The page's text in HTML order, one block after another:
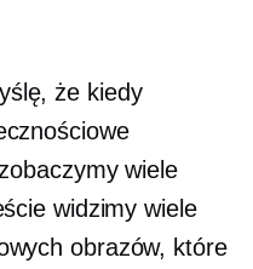
że kiedy
wiele
widzimy wiele
obrazów, które